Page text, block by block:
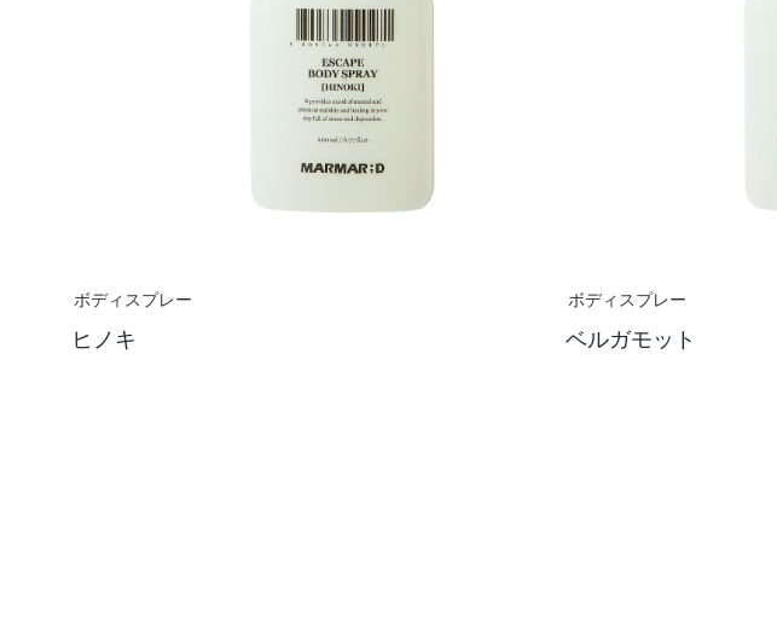
ボディスプレー
ヒノキ
ボディスプレー
ベルガモット